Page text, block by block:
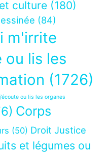
culture (180)
(84)
m'irrite
ou lis les
(1726)
ou lis les organes
Corps
(50) Droit Justice
et légumes ou